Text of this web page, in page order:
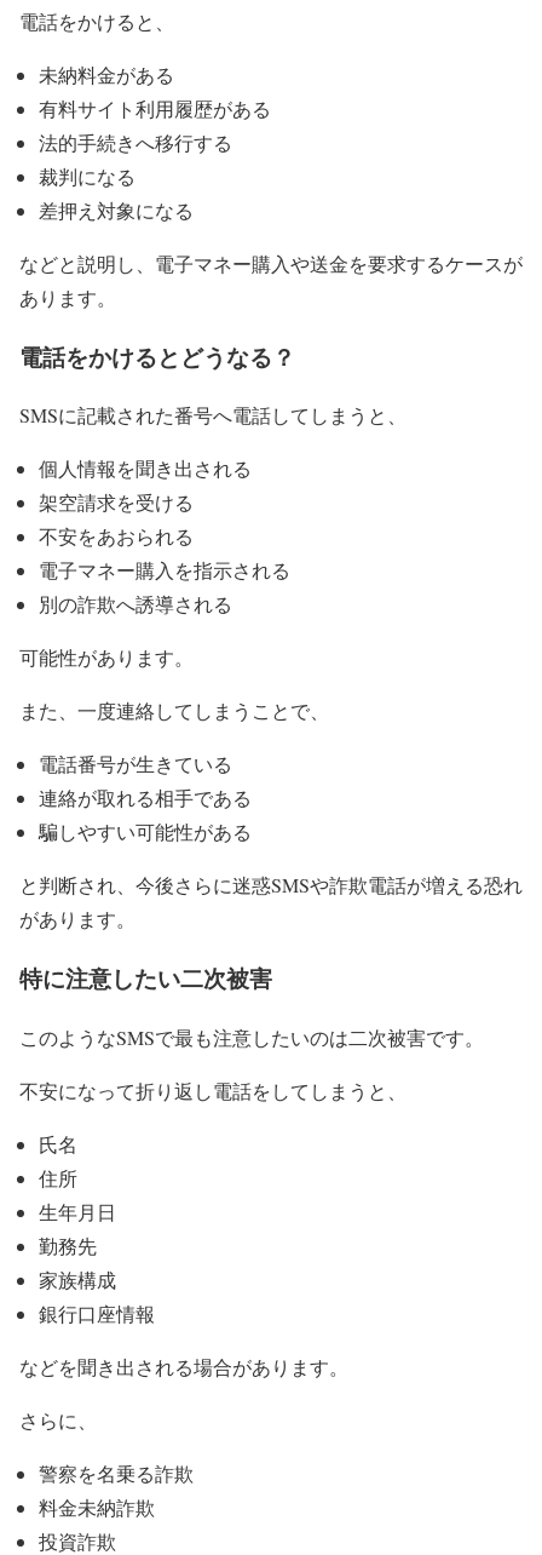
電話をかけると、
未納料金がある
有料サイト利用履歴がある
法的手続きへ移行する
裁判になる
差押え対象になる
などと説明し、電子マネー購入や送金を要求するケースが
あります。
電話をかけるとどうなる？
SMSに記載された番号へ電話してしまうと、
個人情報を聞き出される
架空請求を受ける
不安をあおられる
電子マネー購入を指示される
別の詐欺へ誘導される
可能性があります。
また、一度連絡してしまうことで、
電話番号が生きている
連絡が取れる相手である
騙しやすい可能性がある
と判断され、今後さらに迷惑SMSや詐欺電話が増える恐れ
があります。
特に注意したい二次被害
このようなSMSで最も注意したいのは二次被害です。
不安になって折り返し電話をしてしまうと、
氏名
住所
生年月日
勤務先
家族構成
銀行口座情報
などを聞き出される場合があります。
さらに、
警察を名乗る詐欺
料金未納詐欺
投資詐欺